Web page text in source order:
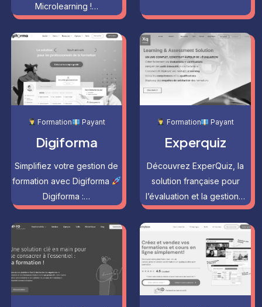
Microlearning !…
Formation Payant
Digiforma
Simplifiez votre gestion de
formation avec Digiforma
Digiforma :…
Formation Payant
Experquiz
Découvrez ExperQuiz, la
solution française pour
l’évaluation et la gestion…